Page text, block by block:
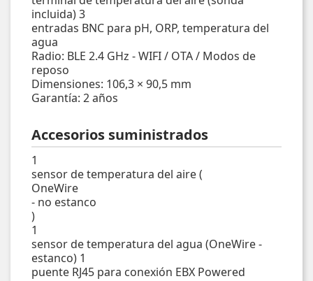
incluida) 3
entradas BNC para pH, ORP, temperatura del
agua
Radio: BLE 2.4 GHz - WIFI / OTA / Modos de
reposo
Dimensiones: 106,3 × 90,5 mm
Garantía: 2 años
Accesorios suministrados
1
sensor de temperatura del aire (
OneWire
- no estanco
)
1
sensor de temperatura del agua (OneWire -
estanco) 1
puente RJ45 para conexión EBX Powered